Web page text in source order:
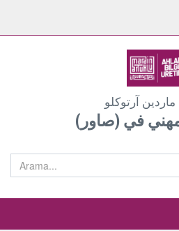
آرتوكلو
في (صاور